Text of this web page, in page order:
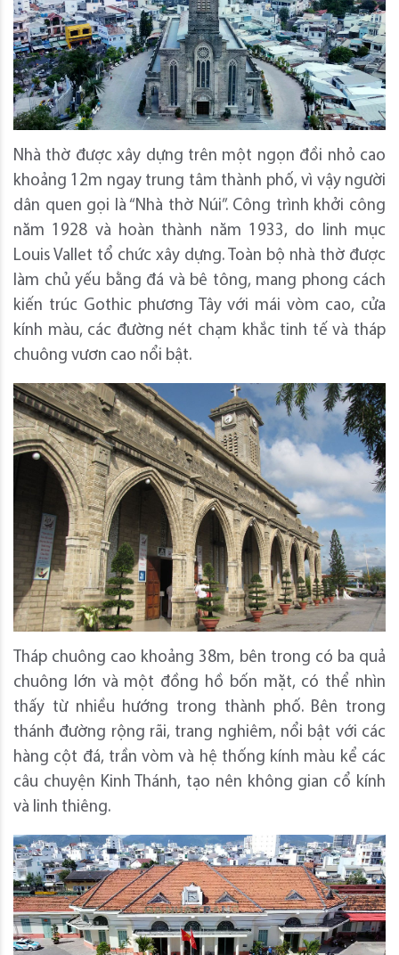
Nhà thờ được xây dựng trên một ngọn đồi nhỏ cao
khoảng 12m ngay trung tâm thành phố, vì vậy người
dân quen gọi là “Nhà thờ Núi”. Công trình khởi công
năm 1928 và hoàn thành năm 1933, do linh mục
Louis Vallet tổ chức xây dựng. Toàn bộ nhà thờ được
làm chủ yếu bằng đá và bê tông, mang phong cách
kiến trúc Gothic phương Tây với mái vòm cao, cửa
kính màu, các đường nét chạm khắc tinh tế và tháp
chuông vươn cao nổi bật.
Tháp chuông cao khoảng 38m, bên trong có ba quả
chuông lớn và một đồng hồ bốn mặt, có thể nhìn
thấy từ nhiều hướng trong thành phố. Bên trong
thánh đường rộng rãi, trang nghiêm, nổi bật với các
hàng cột đá, trần vòm và hệ thống kính màu kể các
câu chuyện Kinh Thánh, tạo nên không gian cổ kính
và linh thiêng.